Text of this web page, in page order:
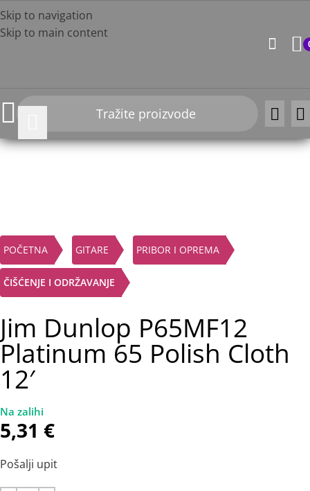
Skip to navigation
Skip to main content
POČETNA GITARE PRIBOR I OPREMA
ČIŠĆENJE I ODRŽAVANJE
Jim Dunlop P65MF12
Platinum 65 Polish Cloth
12′
5,31 €
Pošalji upit